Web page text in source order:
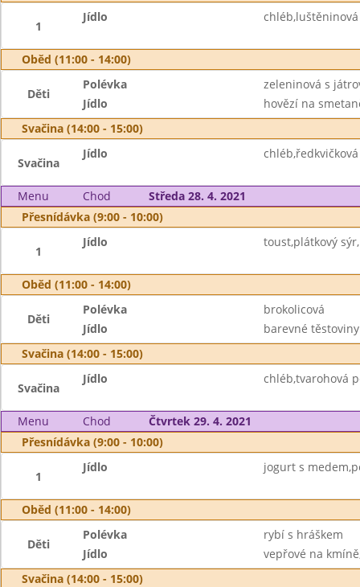
1
Jídlo
Oběd (11:00 - 14:00)
Děti
Polévka
zeleninová s
Jídlo
hovězí na
Svačina (14:00 - 15:00)
Svačina
Jídlo
Menu Chod
Středa 28. 4. 2021
Přesnídávka (9:00 - 10:00)
1
Jídlo toust,plátkový
Oběd (11:00 - 14:00)
Děti
Polévka
brokolicová
Jídlo
barevné
Svačina (14:00 - 15:00)
Svačina
Jídlo chléb,tvarohová
Menu Chod
Čtvrtek 29. 4. 2021
Přesnídávka (9:00 - 10:00)
1
Jídlo jogurt s
Oběd (11:00 - 14:00)
Děti
Polévka
rybí s hráškem
Jídlo
vepřové na
Svačina (14:00 - 15:00)